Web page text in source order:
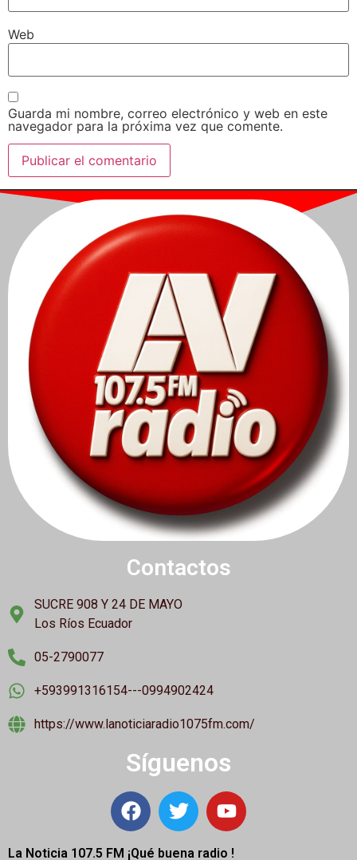
Web
Guarda mi nombre, correo electrónico y web en este
navegador para la próxima vez que comente.
Contactos
SUCRE 908 Y 24 DE MAYO
Los Ríos Ecuador
05-2790077
+593991316154---0994902424
https://www.lanoticiaradio1075fm.com/
Síguenos
La Noticia 107.5 FM ¡Qué buena radio !